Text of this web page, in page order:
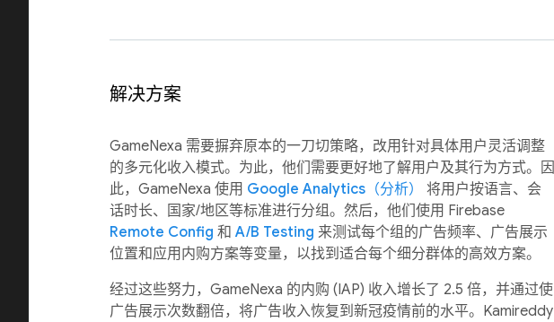
解决方案
GameNexa 需要摒弃原本的一刀切策略，改用针对具体用户灵活调整
的多元化收入模式。为此，他们需要更好地了解用户及其行为方式。因
此，GameNexa 使用 Google Analytics（分析）
将用户按语言、会
话时长、国家/地区等标准进行分组。然后，他们使用 Firebase
Remote Config 和 A/B Testing 来测试每个组的广告频率、广告展示
位置和应用内购方案等变量，以找到适合每个细分群体的高效方案。
经过这些努力，GameNexa 的内购 (IAP) 收入增长了 2.5 倍，并通过使
广告展示次数翻倍，将广告收入恢复到新冠疫情前的水平。Kamireddy